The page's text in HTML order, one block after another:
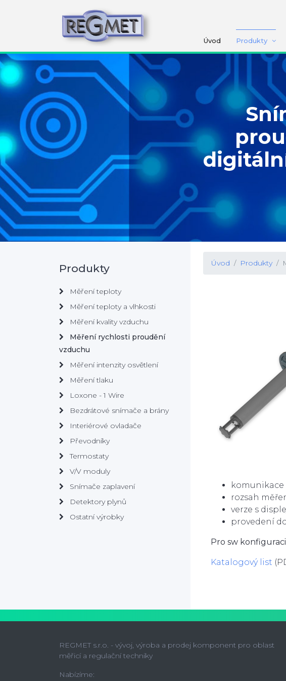
Úvod Produkty
Úvod Produkty
komunikace
rozsah
verze s
provedení
Pro sw
Katalogový list
Produkty
Měření teploty
Měření teploty a vlhkosti
Měření kvality vzduchu
Měření rychlosti proudění
vzduchu
Měření intenzity osvětlení
Měření tlaku
Loxone - 1 Wire
Bezdrátové snímače a brány
Interiérové ovladače
Převodníky
Termostaty
V/V moduly
Snímače zaplavení
Detektory plynů
Ostatní výrobky
REGMET s.r.o. - vývoj, výroba a prodej komponent pro oblast
měřicí a regulační techniky
Nabízíme: